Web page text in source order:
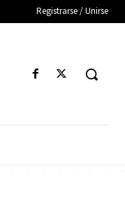
Registrarse / Unirse